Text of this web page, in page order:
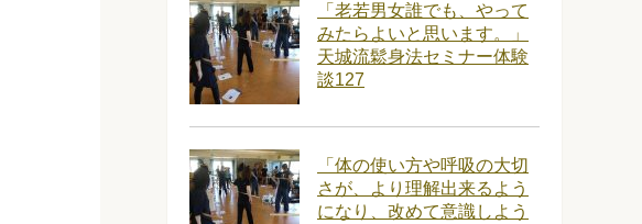
「老若男女誰でも、やって
みたらよいと思います。」
天城流鬆身法セミナー体験
談127
「体の使い方や呼吸の大切
さが、より理解出来るよう
になり、改めて意識しよう